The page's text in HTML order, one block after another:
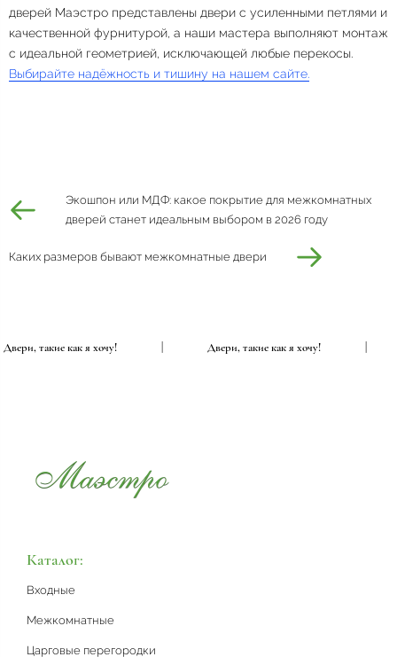
дверей Маэстро представлены двери с усиленными петлями и
качественной фурнитурой, а наши мастера выполняют монтаж
с идеальной геометрией, исключающей любые перекосы.
Выбирайте надёжность и тишину на нашем сайте.
Экошпон или МДФ: какое покрытие для межкомнатных
дверей станет идеальным выбором в 2026 году
Каких размеров бывают межкомнатные двери
Двери, такие как я хочу! Двери, такие как я хочу!
Каталог:
Входные
Межкомнатные
Царговые перегородки